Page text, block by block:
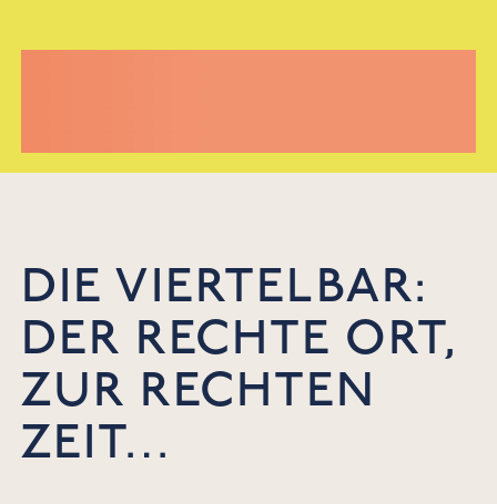
DIE VIERTELBAR:
DER RECHTE ORT,
ZUR RECHTEN
ZEIT…